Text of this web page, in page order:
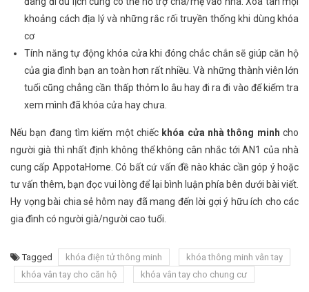
khoảng cách địa lý và những rắc rối truyền thống khi dùng khóa
cơ
Tính năng tự động khóa cửa khi đóng chắc chắn sẽ giúp căn hộ
của gia đình bạn an toàn hơn rất nhiều. Và những thành viên lớn
tuổi cũng chẳng cần thấp thỏm lo âu hay đi ra đi vào để kiểm tra
xem mình đã khóa cửa hay chưa.
Nếu bạn đang tìm kiếm một chiếc khóa cửa nhà thông minh cho
người già thì nhất định không thể không cân nhắc tới AN1 của nhà
cung cấp AppotaHome. Có bất cứ vấn đề nào khác cần góp ý hoặc
tư vấn thêm, bạn đọc vui lòng để lại bình luận phía bên dưới bài viết.
Hy vọng bài chia sẻ hôm nay đã mang đến lời gợi ý hữu ích cho các
gia đình có người già/người cao tuổi.
Tagged khóa điện tử thông minh
khóa thông minh vân tay
khóa vân tay cho căn hộ
khóa vân tay cho chung cư